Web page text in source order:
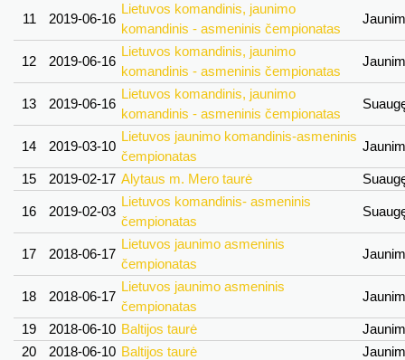
11 2019-06-16
Lietuvos komandinis, jaunimo
komandinis - asmeninis čempionatas
12 2019-06-16
Lietuvos komandinis, jaunimo
komandinis - asmeninis čempionatas
13 2019-06-16
Lietuvos komandinis, jaunimo
komandinis - asmeninis čempionatas
14 2019-03-10
Lietuvos jaunimo komandinis-asmeninis
čempionatas
15 2019-02-17 Alytaus m. Mero taurė
16 2019-02-03
Lietuvos komandinis- asmeninis
čempionatas
17 2018-06-17
Lietuvos jaunimo asmeninis
čempionatas
18 2018-06-17
Lietuvos jaunimo asmeninis
čempionatas
19 2018-06-10 Baltijos taurė
20
2018-06-10 Baltijos taurė